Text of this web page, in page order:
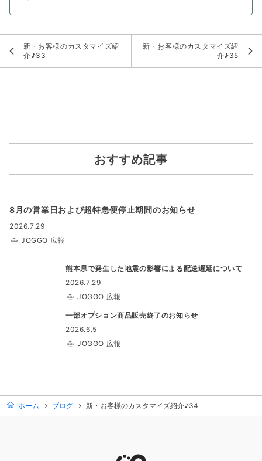
新・お客様のカスタマイズ紹
介♪33
新・お客様のカスタマイズ紹
介♪35
おすすめ記事
8月の営業日および超特急便停止期間のお知らせ
2026.7.29
JOGGO 広報
熊本県で発生した地震の影響による配送遅延について
2026.7.29
JOGGO 広報
一部オプション商品販売終了のお知らせ
2026.6.5
JOGGO 広報
ホーム ブログ 新・お客様のカスタマイズ紹介♪34